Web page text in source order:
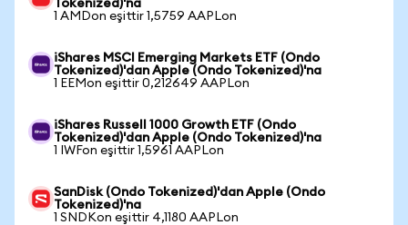
Tokenized)'na
1 AMDon eşittir 1,5759 AAPLon
iShares MSCI Emerging Markets ETF (Ondo
Tokenized)'dan Apple (Ondo Tokenized)'na
1 EEMon eşittir 0,212649 AAPLon
iShares Russell 1000 Growth ETF (Ondo
Tokenized)'dan Apple (Ondo Tokenized)'na
1 IWFon eşittir 1,5961 AAPLon
SanDisk (Ondo Tokenized)'dan Apple (Ondo
Tokenized)'na
1 SNDKon eşittir 4,1180 AAPLon